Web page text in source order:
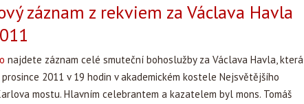
záznam z rekviem za Václava Havla
najdete záznam celé smuteční bohoslužby za Václava Havla, která
2011 v 19 hodin v akademickém kostele Nejsvětějšího
mostu. Hlavním celebrantem a kazatelem byl mons. Tomáš